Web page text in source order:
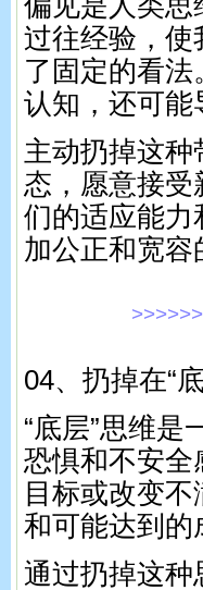
过往经验，使
了固定的看
认知，还可能
主动扔掉这
态，愿意接
们的适应能力
加公正和宽容
04、扔掉在“
“底层”思维
恐惧和不安全
目标或改变
和可能达到的
通过扔掉这种